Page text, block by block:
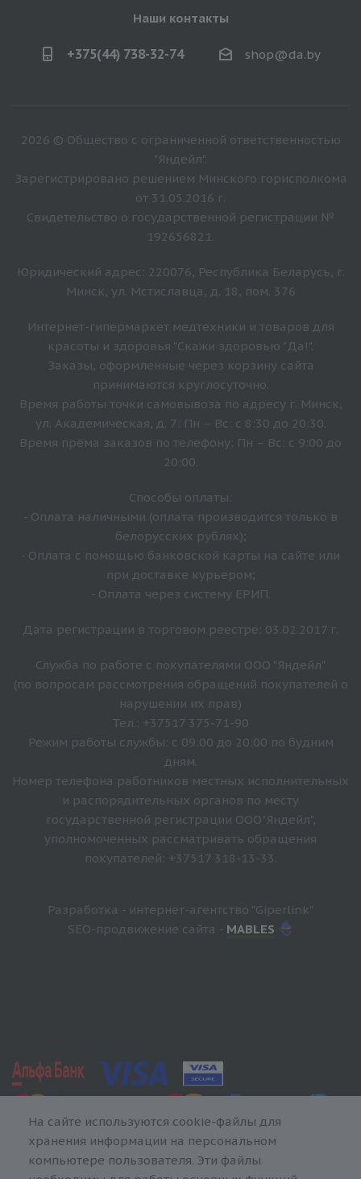
Наши контакты
+375(44) 738-32-74 shop@da.by
2026 © Общество с ограниченной ответственностью
"Яндейл".
Зарегистрировано решением Минского горисполкома
от 31.05.2016 г.
Свидетельство о государственной регистрации №
192656821.
Юридический адрес: 220076, Республика Беларусь, г.
Минск, ул. Мстиславца, д. 18, пом. 376
Интернет-гипермаркет медтехники и товаров для
красоты и здоровья "Скажи здоровью "Да!".
Заказы, оформленные через корзину сайта
принимаются круглосуточно.
Время работы точки самовывоза по адресу г. Минск,
ул. Академическая, д. 7: Пн – Вс: с 8:30 до 20:30.
Время прёма заказов по телефону: Пн – Вс: с 9:00 до
20:00.
Способы оплаты:
- Оплата наличными (оплата производится только в
белорусских рублях);
- Оплата с помощью банковской карты на сайте или
при доставке курьером;
- Оплата через систему ЕРИП.
Дата регистрации в торговом реестре: 03.02.2017 г.
Служба по работе с покупателями ООО "Яндейл"
(по вопросам рассмотрения обращений покупателей о
нарушении их прав)
Тел.: +37517 375-71-90
Режим работы службы: с 09:00 до 20:00 по будним
дням.
Номер телефона работников местных исполнительных
и распорядительных органов по месту
государственной регистрации ООО"Яндейл",
уполномоченных рассматривать обращения
покупателей: +37517 318-13-33.
Разработка - интернет-агентство "Giperlink"
SEO-продвижение сайта - MABLES
На сайте используются cookie-файлы для
хранения информации на персональном
компьютере пользователя. Эти файлы